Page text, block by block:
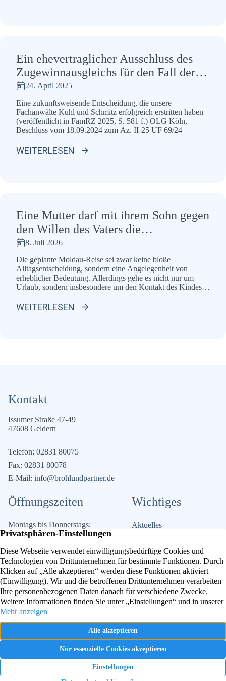
Ein ehevertraglicher Ausschluss des
Zugewinnausgleichs für den Fall der
Scheidung schließt auch einen
Anspruch auf vorzeitige Aufhebung
der Zugewinngemeinschaft aus.
24. April 2025
Eine zukunftsweisende Entscheidung, die unsere
Fachanwälte Kuhl und Schmitz erfolgreich erstritten haben
(veröffentlicht in FamRZ 2025, S. 581 f.) OLG Köln,
Beschluss vom 18.09.2024 zum Az. II-25 UF 69/24
WEITERLESEN
Eine Mutter darf mit ihrem Sohn gegen
den Willen des Vaters die
Weihnachtsfeiertage bei ihrer im
Ausland lebenden Familie verbringen.
8. Juli 2026
Die geplante Moldau-Reise sei zwar keine bloße
Alltagsentscheidung, sondern eine Angelegenheit von
erheblicher Bedeutung. Allerdings gehe es nicht nur um
Urlaub, sondern insbesondere um den Kontakt des Kindes
Großmutter und zur Halbschwester in Moldau. Diese
WEITERLESEN
Folgen Sie uns auf Facebook!
Besuchen Sie uns auf Instagram!
Folgen Sie uns auf TikTok!
Kontakt
Issumer Straße 47-49
47608 Geldern
Telefon: 02831 80075
Fax: 02831 80078
E-Mail: info@brohlundpartner.de
Öffnungszeiten
Montags bis Donnerstags:
09.00 Uhr bis 12.30 Uhr und
14.00 Uhr bis 17.00 Uhr
Freitag:
09.00 Uhr bis 12.30 Uhr
Wichtiges
Aktuelles
Kontakt
Impressum
Datenschutz